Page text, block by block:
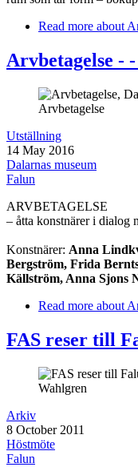
Read more about
Arvbetagelse -
Utställning
14 May 2016
Dalarnas museum
Falun
ARVBETAGELSE
– åtta konstnärer i dialog
Konstnärer: Anna
Bergström, Frida
Källström, Anna Sjons
Read more about
FAS reser till
Arkiv
8 October 2011
Höstmöte
Falun